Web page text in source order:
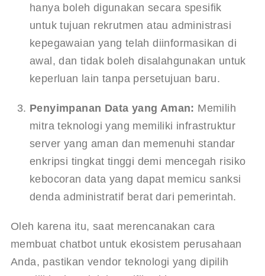
hanya boleh digunakan secara spesifik
untuk tujuan rekrutmen atau administrasi
kepegawaian yang telah diinformasikan di
awal, dan tidak boleh disalahgunakan untuk
keperluan lain tanpa persetujuan baru.
Penyimpanan Data yang Aman: Memilih
mitra teknologi yang memiliki infrastruktur
server yang aman dan memenuhi standar
enkripsi tingkat tinggi demi mencegah risiko
kebocoran data yang dapat memicu sanksi
denda administratif berat dari pemerintah.
Oleh karena itu, saat merencanakan cara
membuat chatbot untuk ekosistem perusahaan
Anda, pastikan vendor teknologi yang dipilih